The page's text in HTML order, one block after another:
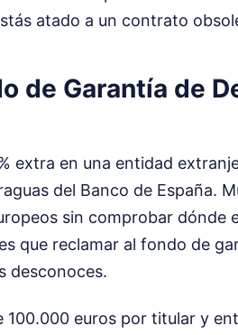
atado a un contrato
de Garantía de
extra en una entidad
del Banco de España.
sin comprobar dónde
que reclamar al fondo de
desconoces.
100.000 euros por titular y